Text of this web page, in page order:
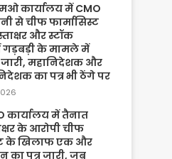
कार्यालय में CMO
से चीफ फार्मासिस्ट
और स्टॉक
गड़बड़ी के मामले में
जारी, महानिदेशक और
का पत्र भी ठेंगे पर
कार्यालय में तैनात
के आरोपी चीफ
के खिलाफ एक और
का पत्र जारी, जब